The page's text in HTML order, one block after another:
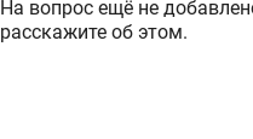
На вопрос ещё не
расскажите об этом.